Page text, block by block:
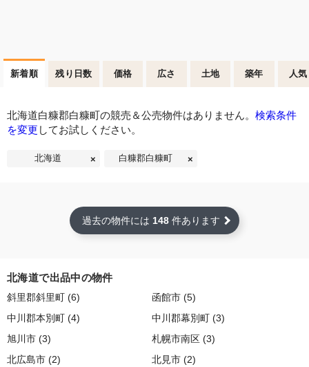
新着順 残り日数 価格 広さ 土地 築年 人気
北海道白糠郡白糠町の競売＆公売物件はありません。 検索条件
を変更 してお試しください。
北海道 白糠郡白糠町
過去の物件には 148 件あります
北海道で出品中の物件
斜里郡斜里町 (6) 函館市 (5)
中川郡本別町 (4) 中川郡幕別町 (3)
旭川市 (3) 札幌市南区 (3)
北広島市 (2) 北見市 (2)